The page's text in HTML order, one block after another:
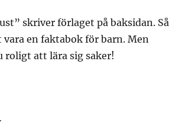
skriver förlaget på baksidan. Så
en faktabok för barn. Men
roligt att lära sig saker!